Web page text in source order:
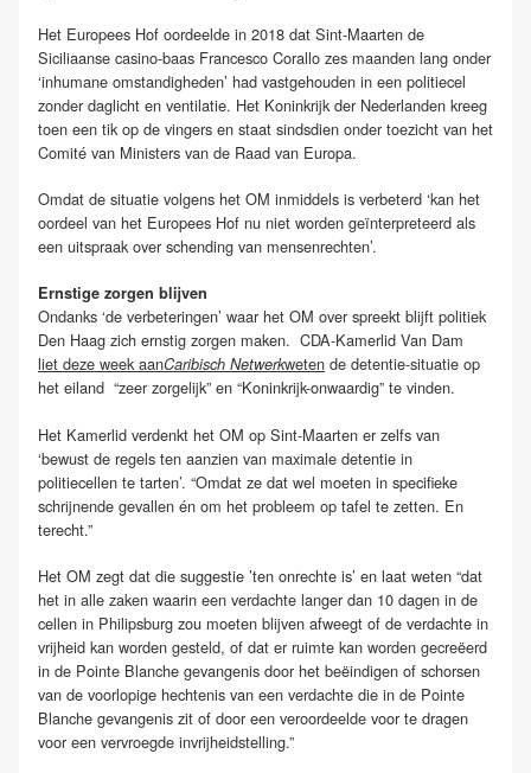
Het Europees Hof oordeelde in 2018 dat Sint-Maarten de
Siciliaanse casino-baas Francesco Corallo zes maanden lang onder
‘inhumane omstandigheden’ had vastgehouden in een politiecel
zonder daglicht en ventilatie. Het Koninkrijk der Nederlanden kreeg
toen een tik op de vingers en staat sindsdien onder toezicht van het
Comité van Ministers van de Raad van Europa.
Omdat de situatie volgens het OM inmiddels is verbeterd ‘kan het
oordeel van het Europees Hof nu niet worden geïnterpreteerd als
een uitspraak over schending van mensenrechten’.
Ernstige zorgen blijven
Ondanks ‘de verbeteringen’ waar het OM over spreekt blijft politiek
Den Haag zich ernstig zorgen maken. CDA-Kamerlid Van Dam
liet deze week aanCaribisch Netwerkweten de detentie-situatie op
het eiland “zeer zorgelijk” en “Koninkrijk-onwaardig” te vinden.
Het Kamerlid verdenkt het OM op Sint-Maarten er zelfs van
‘bewust de regels ten aanzien van maximale detentie in
politiecellen te tarten’. “Omdat ze dat wel moeten in specifieke
schrijnende gevallen én om het probleem op tafel te zetten. En
terecht.”
Het OM zegt dat die suggestie ’ten onrechte is’ en laat weten “dat
het in alle zaken waarin een verdachte langer dan 10 dagen in de
cellen in Philipsburg zou moeten blijven afweegt of de verdachte in
vrijheid kan worden gesteld, of dat er ruimte kan worden gecreëerd
in de Pointe Blanche gevangenis door het beëindigen of schorsen
van de voorlopige hechtenis van een verdachte die in de Pointe
Blanche gevangenis zit of door een veroordeelde voor te dragen
voor een vervroegde invrijheidstelling.”